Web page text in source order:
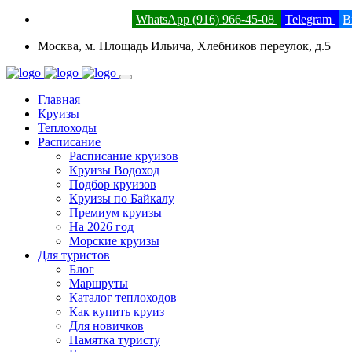
WhatsApp (916) 966-45-08 Telegram
Москва, м. Площадь Ильича, Хлебников переулок, д.5
Главная
Круизы
Теплоходы
Расписание
Расписание круизов
Круизы Водоход
Подбор круизов
Круизы по Байкалу
Премиум круизы
На 2026 год
Морские круизы
Для туристов
Блог
Маршруты
Каталог теплоходов
Как купить круиз
Для новичков
Памятка туристу